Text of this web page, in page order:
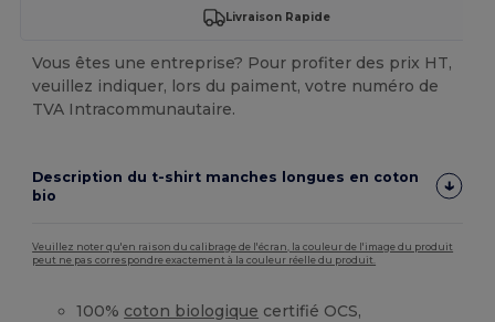
Livraison Rapide
Vous êtes une entreprise? Pour profiter des prix HT,
veuillez indiquer, lors du paiment, votre numéro de
TVA Intracommunautaire.
Description du t-shirt manches longues en coton
bio
Veuillez noter qu'en raison du calibrage de l'écran, la couleur de l'image du produit
peut ne pas correspondre exactement à la couleur réelle du produit.
100% coton biologique certifié OCS,